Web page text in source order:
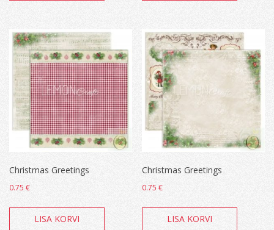
Christmas Greetings
0.75 €
LISA KORVI
Christmas Greetings
0.75€
LISA KORVI